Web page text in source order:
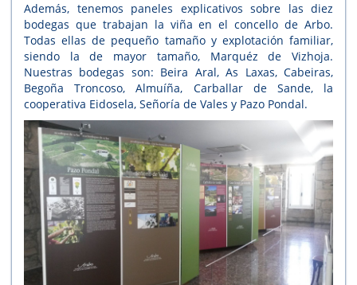
Además, tenemos paneles explicativos sobre las diez
bodegas que trabajan la viña en el concello de Arbo.
Todas ellas de pequeño tamaño y explotación familiar,
siendo la de mayor tamaño, Marquéz de Vizhoja.
Nuestras bodegas son: Beira Aral, As Laxas, Cabeiras,
Begoña Troncoso, Almuíña, Carballar de Sande, la
cooperativa Eidosela, Señoría de Vales y Pazo Pondal.